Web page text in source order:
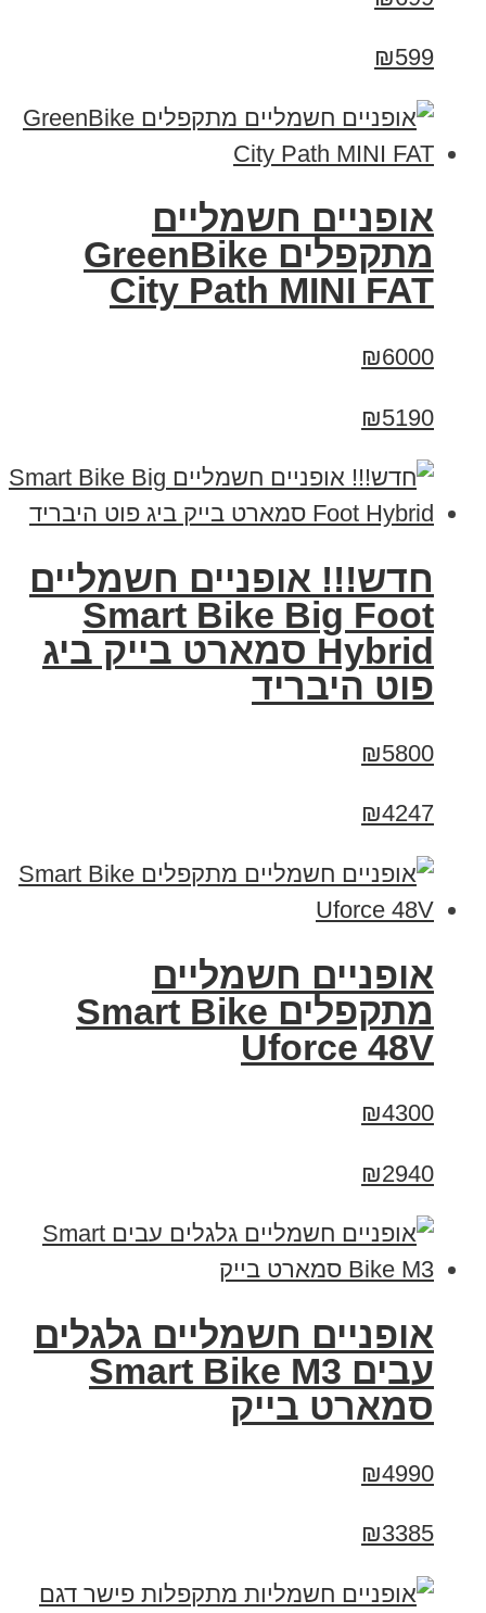
₪599
אופניים חשמליים
‏מתקפלים GreenBike
City Path MINI FAT
₪6000
₪5190
חדש!!! אופניים חשמליים
Smart Bike Big Foot
Hybrid סמארט בייק ביג
פוט היבריד
₪5800
₪4247
אופניים חשמליים
מתקפלים Smart Bike
Uforce 48V
₪4300
₪2940
אופניים חשמליים גלגלים
עבים Smart Bike M3
סמארט בייק
₪4990
₪3385